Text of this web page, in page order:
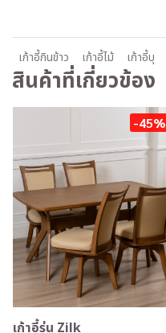
เก้าอี้กินข้าว เก้าอี้ไม้ เก้าอี้บุ
สินค้าที่เกี่ยวข้อง
-45%
เก้าอี้รุ่น Zilk